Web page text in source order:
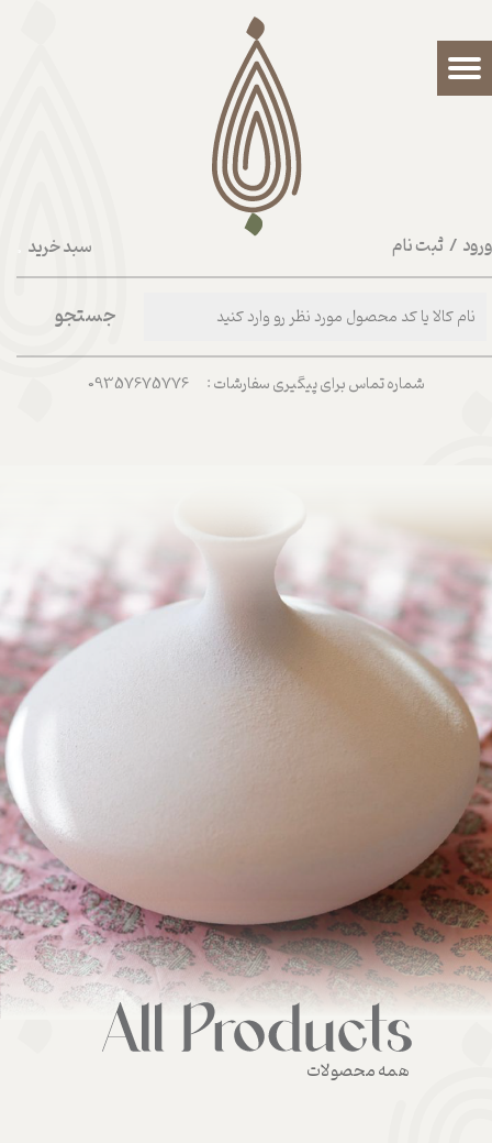
سبد خرید / ثبت نام
حساب کاربری من
تغییر گذر واژه
شماره تماس برای پیگیری سفارشات : 09357675776
جستجو
همه محصولات